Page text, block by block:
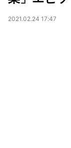
2021.02.24 17:47